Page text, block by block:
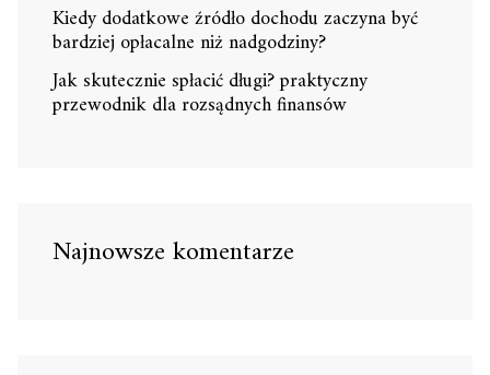
Kiedy dodatkowe źródło dochodu zaczyna być
bardziej opłacalne niż nadgodziny?
Jak skutecznie spłacić długi? praktyczny
przewodnik dla rozsądnych finansów
Najnowsze komentarze